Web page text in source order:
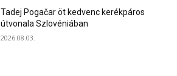
Tadej Pogačar öt kedvenc kerékpáros
útvonala Szlovéniában
2026.08.03.